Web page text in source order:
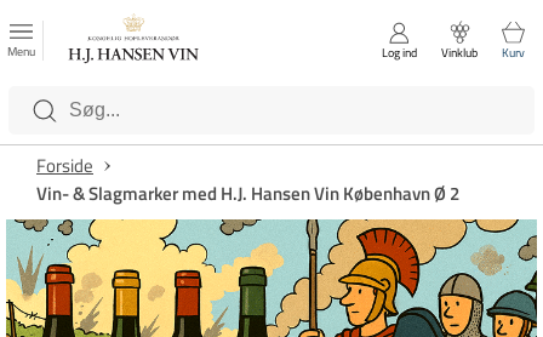
Luk
Kategorier
Menu Log ind Vinklub Kurv
Forside
Vin- & Slagmarker med H.J. Hansen Vin København Ø 2